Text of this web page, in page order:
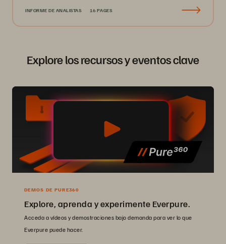
INFORME DE ANALISTAS 16 PAGES
Explore los recursos y eventos clave
DEMOS DE PURE360
Explore, aprenda y experimente Everpure.
Acceda a vídeos y demostraciones bajo demanda para ver lo que
Everpure puede hacer.